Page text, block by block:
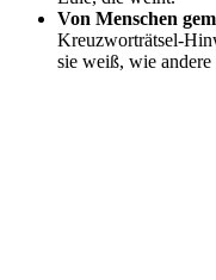
Von Menschen
Kreuzworträtsel-
sie weiß, wie